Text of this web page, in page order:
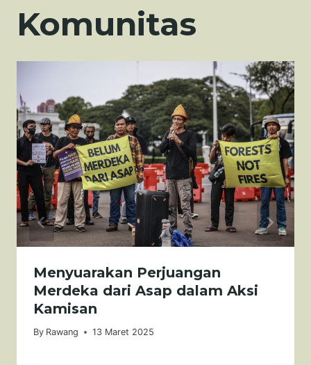
Komunitas
Menyuarakan Perjuangan
Merdeka dari Asap dalam Aksi
Kamisan
By Rawang 13 Maret 2025